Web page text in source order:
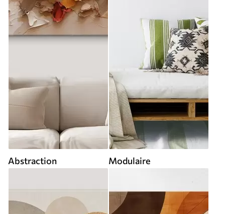
Abstraction Modulaire